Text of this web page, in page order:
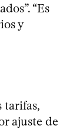
“Es
y
tarifas,
ajuste de